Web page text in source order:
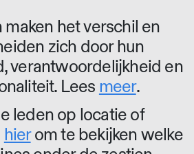
het verschil en
zich door hun
verantwoordelijkheid en
Lees meer.
leden op locatie of
hierom te bekijken welke